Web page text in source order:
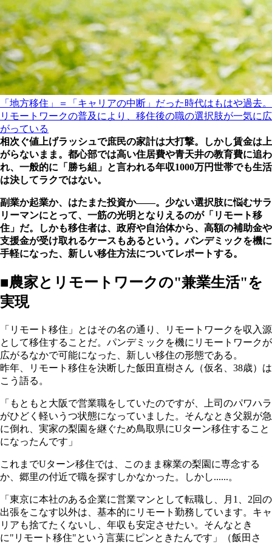
「地方移住」＝「キャリアの中断」だった時代はもはや過去。
リモートワークの普及により、移住後の職の選択肢が一気に広
がっている
相次ぐ値上げラッシュで庶民の家計は大打撃。しかし賃金は上
がらないまま。都心部では高い住居費や青天井の教育費に追わ
れ、一般的に「勝ち組」と言われる年収1000万円世帯でも生活
は決してラクではない。
副業か起業か、はたまた投資か――。少ない選択肢に悩むサラ
リーマンにとって、一筋の光明となりえるのが「リモート移
住」だ。しかも移住者は、政府や自治体から、高額の補助金や
支援金が受け取れるケースもあるという。パンデミックを機に
手軽になった、新しい移住方法についてレポートする。
■農家とリモートワークの"兼業生活"を
実現
「リモート移住」とはその名の通り、リモートワークを収入源
として移住することだ。パンデミックを機にリモートワークが
広がるなかで可能になった、新しい移住の形態である。
昨年、リモート移住を決断した飯田直樹さん（仮名、38歳）は
こう語る。
「もともと大阪で営業職をしていたのですが、上司のパワハラ
がひどく軽いうつ状態になっていました。そんなとき父親が急
に倒れ、実家の梨園を継ぐため鳥取県にUターン移住すること
になったんです」
これまでUターン移住では、このまま稼業の梨園に専念する
か、郷里の付近で職を探すしかなかった。しかし......。
「東京に本社のある企業に営業マンとして転職し、月1、2回の
出張をこなす以外は、基本的にリモート勤務しています。キャ
リアも捨てたくないし、年収も安定させたい。そんなとき
に"リモート移住"という言葉にピンときたんです」（飯田さ